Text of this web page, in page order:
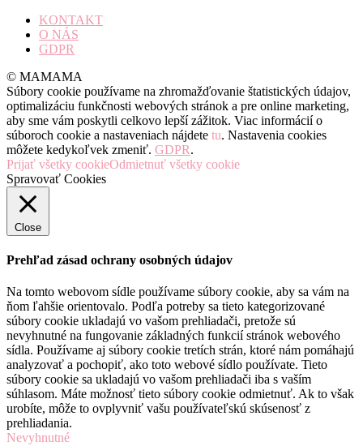
KONTAKT
O NÁS
GDPR
© MAMAMA
Súbory cookie používame na zhromažďovanie štatistických údajov,
optimalizáciu funkčnosti webových stránok a pre online marketing,
aby sme vám poskytli celkovo lepší zážitok. Viac informácií o
súboroch cookie a nastaveniach nájdete tu. Nastavenia cookies
môžete kedykoľvek zmeniť. GDPR.
Prijať všetky cookieOdmietnuť všetky cookie
Spravovať Cookies
Close
Prehľad zásad ochrany osobných údajov
Na tomto webovom sídle používame súbory cookie, aby sa vám na
ňom ľahšie orientovalo. Podľa potreby sa tieto kategorizované
súbory cookie ukladajú vo vašom prehliadači, pretože sú
nevyhnutné na fungovanie základných funkcií stránok webového
sídla. Používame aj súbory cookie tretích strán, ktoré nám pomáhajú
analyzovať a pochopiť, ako toto webové sídlo používate. Tieto
súbory cookie sa ukladajú vo vašom prehliadači iba s vaším
súhlasom. Máte možnosť tieto súbory cookie odmietnuť. Ak to však
urobíte, môže to ovplyvniť vašu používateľskú skúsenosť z
prehliadania.
Nevyhnutné